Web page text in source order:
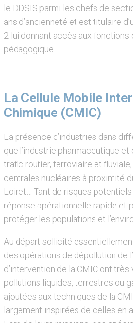
le DDSIS parmi les chefs de
ans d’ancienneté et est titulaire
2 lui donnant accès aux fonctions
pédagogique.
La Cellule Mobile
Chimique (CMIC)
La présence d’industries dans
que l’industrie pharmaceutique
trafic routier, ferroviaire et
centrales nucléaires à proximité
Loiret… Tant de risques
réponse opérationnelle rapide et
protéger les populations et
Au départ sollicité
des opérations de dépollution de
d’intervention de la CMIC ont très
pollutions liquides, terrestres ou
ajoutées aux techniques de la
largement inspirées de celles en